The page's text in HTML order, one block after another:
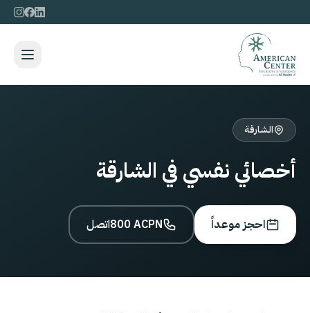
الشارقة
أخصائي نفسي في الشارقة
احجز موعداً 800 ACPNاتصل